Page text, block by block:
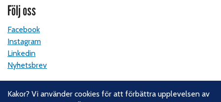
Följ oss
Facebook
Instagram
Linkedin
Nyhetsbrev
Kontakt
Kakor? Vi använder cookies för att förbättra upplevelsen av